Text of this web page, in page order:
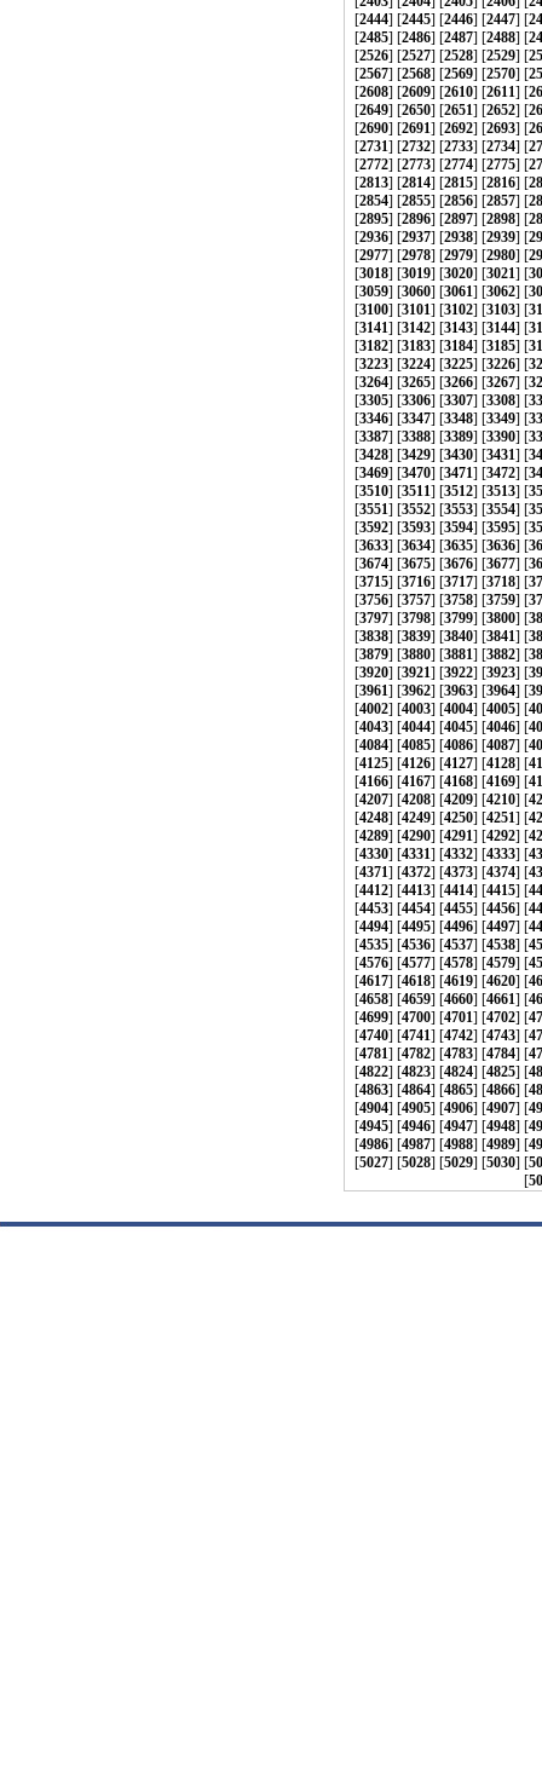
[2444] [2445] [2446] [2447] [
[2485] [2486] [2487] [2488] [
[2526] [2527] [2528] [2529] [
[2567] [2568] [2569] [2570] [
[2608] [2609] [2610] [2611] [
[2649] [2650] [2651] [2652] [
[2690] [2691] [2692] [2693] [
[2731] [2732] [2733] [2734] [
[2772] [2773] [2774] [2775] [
[2813] [2814] [2815] [2816] [
[2854] [2855] [2856] [2857] [
[2895] [2896] [2897] [2898] [
[2936] [2937] [2938] [2939] [
[2977] [2978] [2979] [2980] [
[3018] [3019] [3020] [3021] [
[3059] [3060] [3061] [3062] [
[3100] [3101] [3102] [3103] [
[3141] [3142] [3143] [3144] [
[3182] [3183] [3184] [3185] [
[3223] [3224] [3225] [3226] [
[3264] [3265] [3266] [3267] [
[3305] [3306] [3307] [3308] [
[3346] [3347] [3348] [3349] [
[3387] [3388] [3389] [3390] [
[3428] [3429] [3430] [3431] [
[3469] [3470] [3471] [3472] [
[3510] [3511] [3512] [3513] [
[3551] [3552] [3553] [3554] [
[3592] [3593] [3594] [3595] [
[3633] [3634] [3635] [3636] [
[3674] [3675] [3676] [3677] [
[3715] [3716] [3717] [3718] [
[3756] [3757] [3758] [3759] [
[3797] [3798] [3799] [3800] [
[3838] [3839] [3840] [3841] [
[3879] [3880] [3881] [3882] [
[3920] [3921] [3922] [3923] [
[3961] [3962] [3963] [3964] [
[4002] [4003] [4004] [4005] [
[4043] [4044] [4045] [4046] [
[4084] [4085] [4086] [4087] [
[4125] [4126] [4127] [4128] [
[4166] [4167] [4168] [4169] [
[4207] [4208] [4209] [4210] [
[4248] [4249] [4250] [4251] [
[4289] [4290] [4291] [4292] [
[4330] [4331] [4332] [4333] [
[4371] [4372] [4373] [4374] [
[4412] [4413] [4414] [4415] [
[4453] [4454] [4455] [4456] [
[4494] [4495] [4496] [4497] [
[4535] [4536] [4537] [4538] [
[4576] [4577] [4578] [4579] [
[4617] [4618] [4619] [4620] [
[4658] [4659] [4660] [4661] [
[4699] [4700] [4701] [4702] [
[4740] [4741] [4742] [4743] [
[4781] [4782] [4783] [4784] [
[4822] [4823] [4824] [4825] [
[4863] [4864] [4865] [4866] [
[4904] [4905] [4906] [4907] [
[4945] [4946] [4947] [4948] [
[4986] [4987] [4988] [4989] [
[5027] [5028] [5029] [5030] [
[